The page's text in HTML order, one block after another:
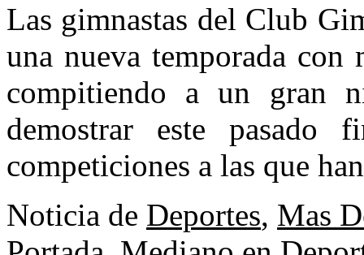
Las gimnastas del Club
una nueva temporada con
compitiendo a un gran
demostrar este pasado
competiciones a las que
Noticia de Deportes, Mas